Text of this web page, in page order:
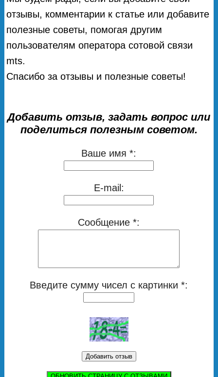
отзывы, комментарии к статье или добавите
полезные советы, помогая другим
пользователям оператора сотовой связи
mts.
Спасибо за отзывы и полезные советы!
Добавить отзыв, задать вопрос или
поделиться полезным советом.
Ваше имя *:
E-mail:
Сообщение *:
Введите сумму чисел с картинки *: